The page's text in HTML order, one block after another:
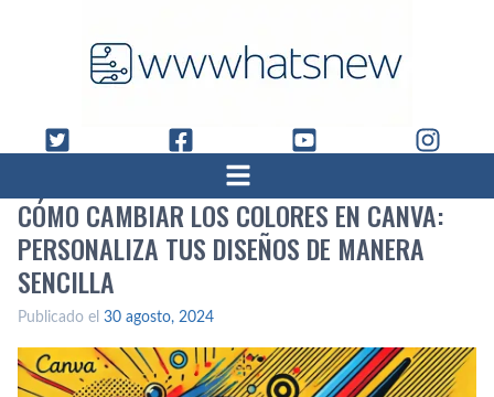
CÓMO CAMBIAR LOS COLORES EN CANVA:
PERSONALIZA TUS DISEÑOS DE MANERA
SENCILLA
Publicado el 30 agosto, 2024